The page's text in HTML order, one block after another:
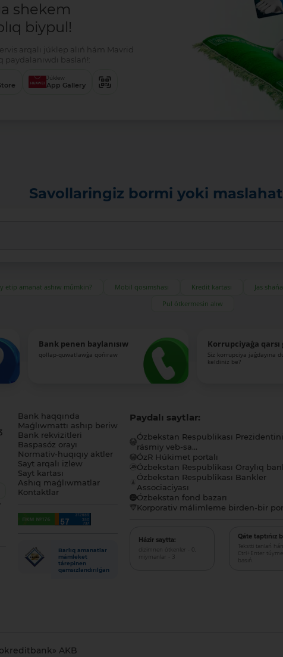
shekem
biypul!
arqalı júklep alıń hám Mavrid
baslań!:
Júklew
App Gallery
Savollaringiz bormi yoki
etip amanat ashıw múmkin? Mobil qosımshası Kredit kartası Jas
Pul ótkermesin alıw
Bank penen baylanısıw
qollap-quwatlawǵa qońıraw
Korrupciyaǵa qarsı
Siz korrupciya jaǵdayına
keldiniz be?
Bank haqqında
Maǵlıwmattı ashıp beriw
Bank rekvizitleri
Baspasóz orayı
Normativ-huqıqıy aktler
Sayt arqalı izlew
Sayt kartası
Ashıq maǵlıwmatlar
Kontaktlar
Barlıq amanatlar
mámleket
tárepinen
qamsızlandırılǵan
Paydalı saytlar:
Ózbekstan Respublikası
rásmiy veb-sa...
ÓzR Húkimet portalı
Ózbekstan Respublikası Oraylıq
Ózbekstan Respublikası Bankler
Associaciyası
Ózbekstan fond bazarı
Korporativ málimleme birden-bir
Házir saytta:
dizimnen ótkenler - 0,
miymanlar - 3
Qáte taptıńız
Tekstti tanlań hám
Ctrl+Enter
basıń.
AKB